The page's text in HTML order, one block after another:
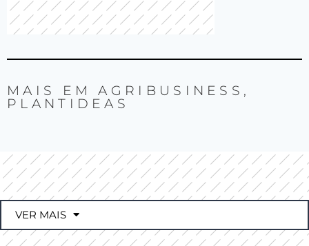
MAIS EMAGRIBUSINESS ,
PLANTIDEAS
VER MAIS